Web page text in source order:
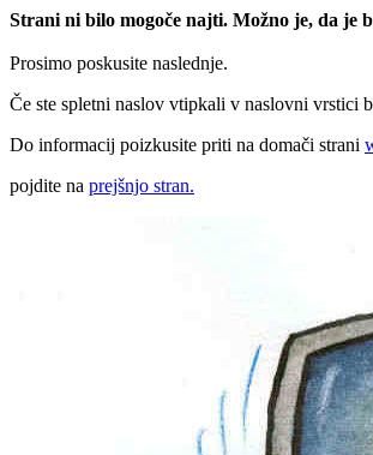
Strani ni bilo mogoče najti. Možno je, da je
Prosimo poskusite naslednje.
Če ste spletni naslov vtipkali v naslovni vrstici
Do informacij poizkusite priti na domači strani
pojdite na prejšnjo stran.